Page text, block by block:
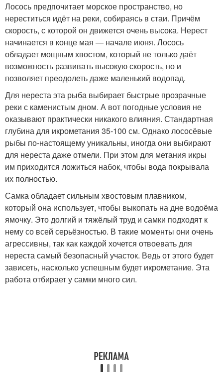
Лосось предпочитает морское пространство, но
нереститься идёт на реки, собираясь в стаи. Причём
скорость, с которой он движется очень высока. Нерест
начинается в конце мая — начале июня. Лосось
обладает мощным хвостом, который не только даёт
возможность развивать высокую скорость, но и
позволяет преодолеть даже маленький водопад.
Для нереста эта рыба выбирает быстрые прозрачные
реки с каменистым дном. А вот погодные условия не
оказывают практически никакого влияния. Стандартная
глубина для икрометания 35-100 см. Однако лососёвые
рыбы по-настоящему уникальны, иногда они выбирают
для нереста даже отмели. При этом для метания икры
им приходится ложиться набок, чтобы вода покрывала
их полностью.
Самка обладает сильным хвостовым плавником,
который она использует, чтобы выкопать на дне водоёма
ямочку. Это долгий и тяжёлый труд и самки подходят к
нему со всей серьёзностью. В такие моменты они очень
агрессивны, так как каждой хочется отвоевать для
нереста самый безопасный участок. Ведь от этого будет
зависеть, насколько успешным будет икрометание. Эта
работа отбирает у самки много сил.